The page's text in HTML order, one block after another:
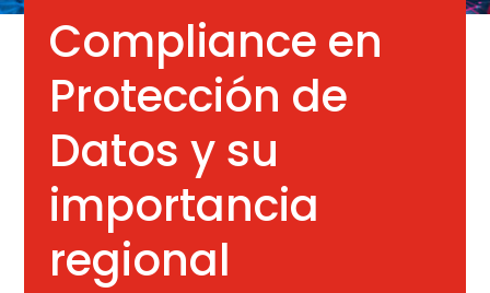
Compliance en
Protección de
Datos y su
importancia
regional